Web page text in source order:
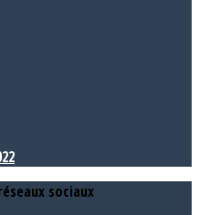
sociaux